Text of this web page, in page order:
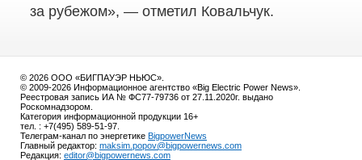
за рубежом», — отметил Ковальчук.
© 2026 ООО «БИГПАУЭР НЬЮС».
© 2009-2026 Информационное агентство «Big Electric Power News».
Реестровая запись ИА № ФС77-79736 от 27.11.2020г. выдано
Роскомнадзором.
Категория информационной продукции 16+
тел. : +7(495) 589-51-97.
Телеграм-канал по энергетике BigpowerNews
Главный редактор: maksim.popov@bigpowernews.com
Редакция: editor@bigpowernews.com